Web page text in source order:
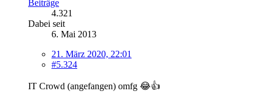
Beiträge
4.321
Dabei seit
6. Mai 2013
21. März 2020, 22:01
#5.324
IT Crowd (angefangen) omfg 😂👍